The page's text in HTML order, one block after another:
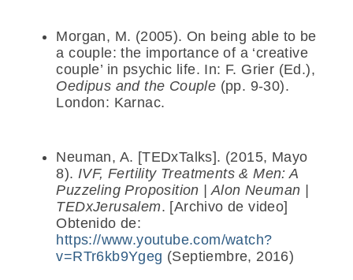
Morgan, M. (2005). On being able to be
a couple: the importance of a ‘creative
couple’ in psychic life. In: F. Grier (Ed.),
Oedipus and the Couple (pp. 9-30).
London: Karnac.
Neuman, A. [TEDxTalks]. (2015, Mayo
8). IVF, Fertility Treatments & Men: A
Puzzeling Proposition | Alon Neuman |
TEDxJerusalem. [Archivo de video]
Obtenido de:
https://www.youtube.com/watch?
v=RTr6kb9Ygeg (Septiembre, 2016)